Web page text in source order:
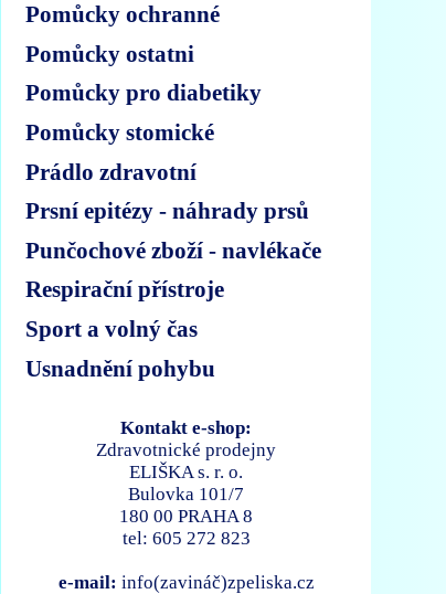
Pomůcky ochranné
Pomůcky ostatni
Pomůcky pro diabetiky
Pomůcky stomické
Prádlo zdravotní
Prsní epitézy - náhrady prsů
Punčochové zboží - navlékače
Respirační přístroje
Sport a volný čas
Usnadnění pohybu
Kontakt e-shop:
Zdravotnické prodejny
ELIŠKA s. r. o.
Bulovka 101/7
180 00 PRAHA 8
tel: 605 272 823
e-mail: info(zavináč)zpeliska.cz